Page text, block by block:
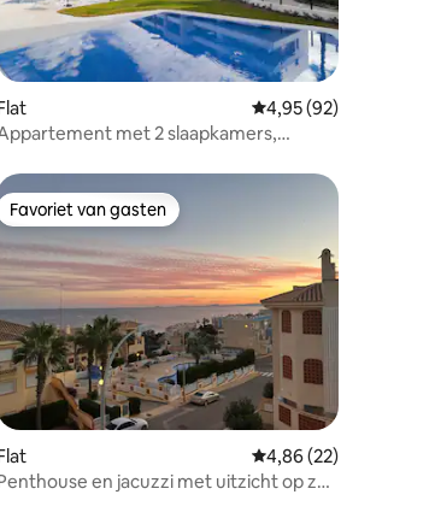
beoordeling van 5 op 5, 7 recensies
Gemiddelde
4,95 (92)
met 2 slaapkamers,
beoordeling van 5 op 5, 83 recensies
Favoriet van gasten
Favoriet van gasten
Gemiddelde
4,86 (22)
en jacuzzi met uitzicht op zee